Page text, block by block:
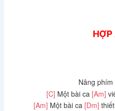
HỢP
Nâng phím
[C] Một bài ca [Am]
[Am] Một bài ca [Dm]